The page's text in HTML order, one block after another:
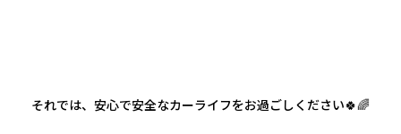
それでは、安心で安全なカーライフをお過ごしください🍀🌈